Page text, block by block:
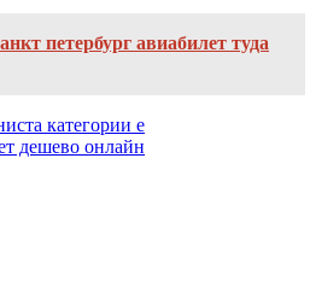
петербург авиабилет туда
категории е
дешево онлайн